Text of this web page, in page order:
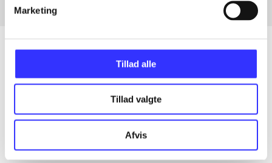
Marketing
Tillad alle
Tillad valgte
Afvis
Artikler
Alle registrerede artikler fordelt på udgivelser